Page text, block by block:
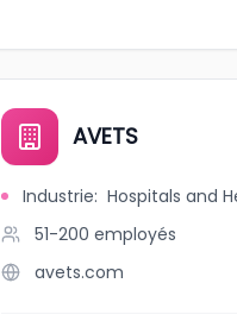
AVETS
Industrie: Hospitals and
51-200 employés
avets.com